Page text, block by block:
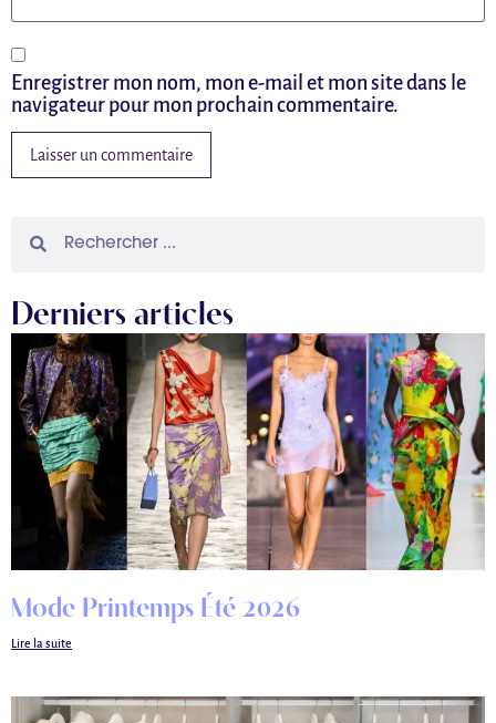
Enregistrer mon nom, mon e-mail et mon site dans le
navigateur pour mon prochain commentaire.
Derniers articles
Mode Printemps Été 2026
Lire la suite